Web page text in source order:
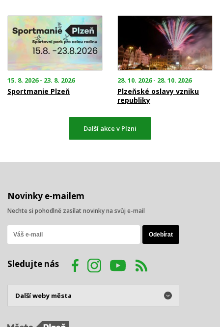
15. 8. 2026 - 23. 8. 2026
Sportmanie Plzeň
28. 10. 2026 - 28. 10. 2026
Plzeňské oslavy vzniku
republiky
Další akce v Plzni
Novinky e-mailem
Nechte si pohodlně zasílat novinky na svůj e-mail
Sledujte nás